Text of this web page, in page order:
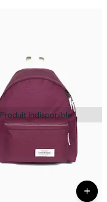
Produit indisponible